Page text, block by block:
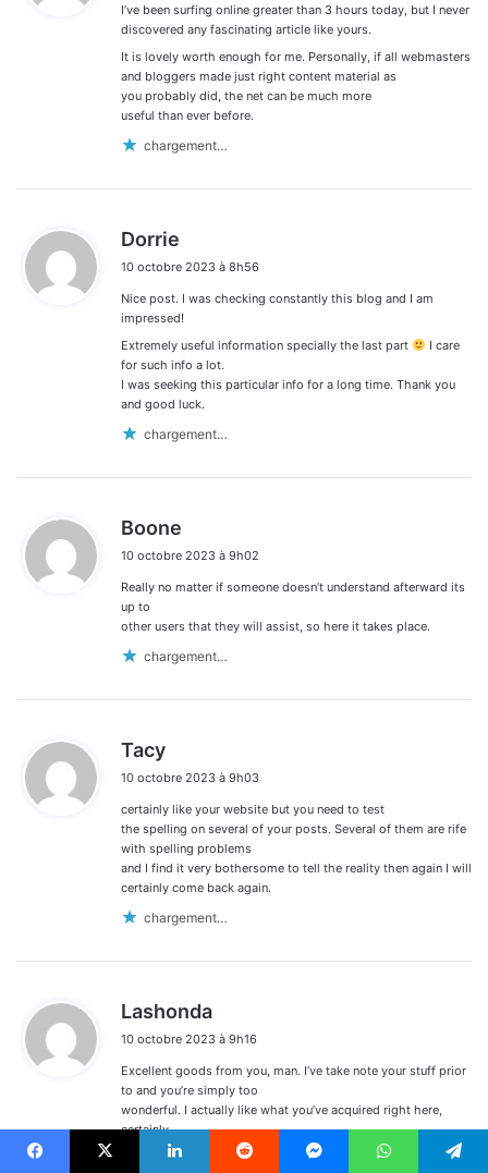
:
I’ve been surfing online greater than 3 hours today, but I never
discovered any fascinating article like yours.
It is lovely worth enough for me. Personally, if all webmasters
and bloggers made just right content material as
you probably did, the net can be much more
useful than ever before.
chargement…
Dorrie
t
:
10 octobre 2023 à 8h56
Nice post. I was checking constantly this blog and I am
impressed!
Extremely useful information specially the last part
I care
for such info a lot.
I was seeking this particular info for a long time. Thank you
and good luck.
chargement…
Boone
t
10 octobre 2023 à 9h02
Really no matter if someone doesn’t understand afterward its
up to
other users that they will assist, so here it takes place.
chargement…
Tacy
t
:
10 octobre 2023 à 9h03
certainly like your website but you need to test
the spelling on several of your posts. Several of them are rife
with spelling problems
and I find it very bothersome to tell the reality then again I will
certainly come back again.
chargement…
Lashonda
t
:
10 octobre 2023 à 9h16
Excellent goods from you, man. I’ve take note your stuff prior
to and you’re simply too
wonderful. I actually like what you’ve acquired right here,
certainly
like what you’re stating and the best way wherein you say